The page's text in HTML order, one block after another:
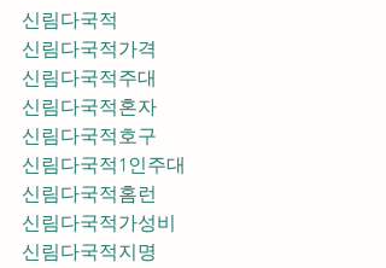
신림다국적
신림다국적가격
신림다국적주대
신림다국적혼자
신림다국적호구
신림다국적1인주대
신림다국적홈런
신림다국적가성비
신림다국적지명